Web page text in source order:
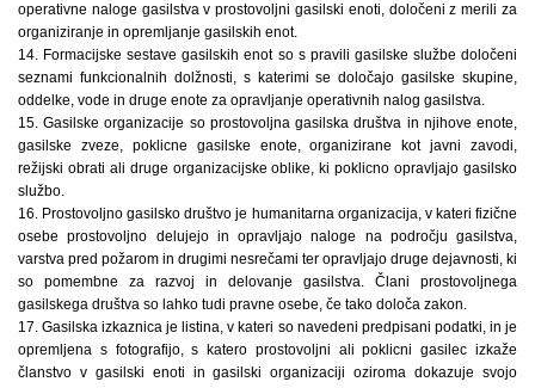
operativne naloge gasilstva v prostovoljni gasilski enoti, določeni z merili za
organiziranje in opremljanje gasilskih enot.
14. Formacijske sestave gasilskih enot so s pravili gasilske službe določeni
seznami funkcionalnih dolžnosti, s katerimi se določajo gasilske skupine,
oddelke, vode in druge enote za opravljanje operativnih nalog gasilstva.
15. Gasilske organizacije so prostovoljna gasilska društva in njihove enote,
gasilske zveze, poklicne gasilske enote, organizirane kot javni zavodi,
režijski obrati ali druge organizacijske oblike, ki poklicno opravljajo gasilsko
službo.
16. Prostovoljno gasilsko društvo je humanitarna organizacija, v kateri fizične
osebe prostovoljno delujejo in opravljajo naloge na področju gasilstva,
varstva pred požarom in drugimi nesrečami ter opravljajo druge dejavnosti, ki
so pomembne za razvoj in delovanje gasilstva. Člani prostovoljnega
gasilskega društva so lahko tudi pravne osebe, če tako določa zakon.
17. Gasilska izkaznica je listina, v kateri so navedeni predpisani podatki, in je
opremljena s fotografijo, s katero prostovoljni ali poklicni gasilec izkaže
članstvo v gasilski enoti in gasilski organizaciji oziroma dokazuje svojo